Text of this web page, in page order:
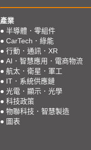
產業
● 半導體．零組件
● CarTech．綠能
● 行動．通訊．XR
● AI．智慧應用．電商物流
● 航太．衛星．軍工
● IT．系統供應鏈
● 光電．顯示．光學
● 科技政策
● 物聯科技．智慧製造
● 圖表